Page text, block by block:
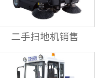
二手扫地机销售